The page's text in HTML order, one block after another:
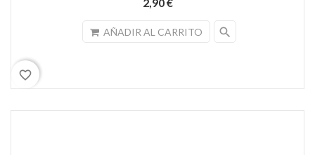
AÑADIR AL CARRITO search
favorite_border